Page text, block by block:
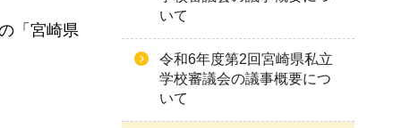
「宮崎県
いて
令和6年度第2回宮崎県私立
学校審議会の議事概要につ
いて